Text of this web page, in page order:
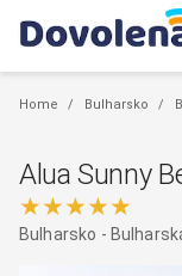
Home / Bulharsko /
Alua Sunny
★★★★★
Bulharsko -